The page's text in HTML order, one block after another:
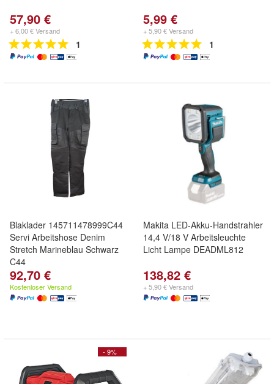
57,90 €
+ 6,00 € Versand
1
5,99 €
+ 5,90 € Versand
1
Blaklader 145711478999C44
Servi Arbeitshose Denim
Stretch Marineblau Schwarz
C44
92,70 €
Kostenloser Versand
Makita LED-Akku-Handstrahler
14,4 V/18 V Arbeitsleuchte
Licht Lampe DEADML812
138,82 €
+ 5,90 € Versand
- 9%